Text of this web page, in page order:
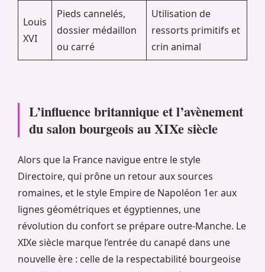
Louis
XVI
Pieds cannelés,
dossier médaillon
ou carré
Utilisation de
ressorts primitifs et
crin animal
L’influence britannique et l’avènement
du salon bourgeois au XIXe siècle
Alors que la France navigue entre le style
Directoire, qui prône un retour aux sources
romaines, et le style Empire de Napoléon 1er aux
lignes géométriques et égyptiennes, une
révolution du confort se prépare outre-Manche. Le
XIXe siècle marque l’entrée du canapé dans une
nouvelle ère : celle de la respectabilité bourgeoise